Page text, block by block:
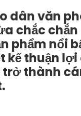
dân văn
chắc chắn
phẩm nổi
kế thuận
trở thành